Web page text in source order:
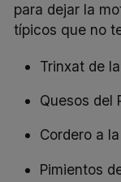
para dejar la
típicos que no
Trinxat de
Quesos del
Cordero a
Pimientos